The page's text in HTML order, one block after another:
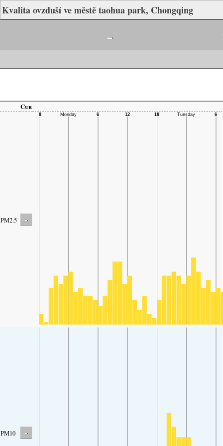
Kvalita ovzduší ve městě taohua park, Chongqing
-
Cur
PM2.5 -
PM10 -